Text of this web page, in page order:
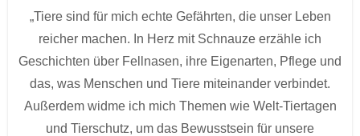
„Tiere sind für mich echte Gefährten, die unser Leben
reicher machen. In Herz mit Schnauze erzähle ich
Geschichten über Fellnasen, ihre Eigenarten, Pflege und
das, was Menschen und Tiere miteinander verbindet.
Außerdem widme ich mich Themen wie Welt-Tiertagen
und Tierschutz, um das Bewusstsein für unsere